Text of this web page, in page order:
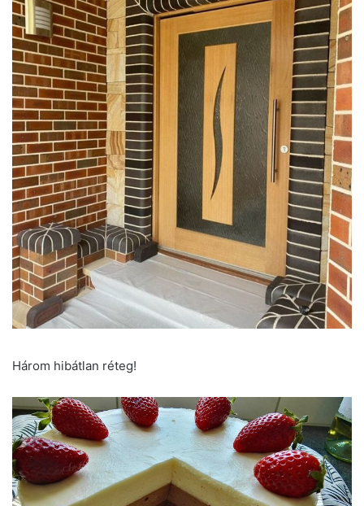
Három hibátlan réteg!